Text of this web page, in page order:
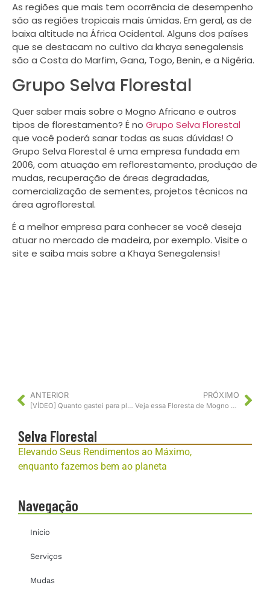
As regiões que mais tem ocorrência de desempenho
são as regiões tropicais mais úmidas. Em geral, as de
baixa altitude na África Ocidental. Alguns dos países
que se destacam no cultivo da khaya senegalensis
são a Costa do Marfim, Gana, Togo, Benin, e a Nigéria.
Grupo Selva Florestal
Quer saber mais sobre o Mogno Africano e outros
tipos de florestamento? É no Grupo Selva Florestal
que você poderá sanar todas as suas dúvidas! O
Grupo Selva Florestal é uma empresa fundada em
2006, com atuação em reflorestamento, produção de
mudas, recuperação de áreas degradadas,
comercialização de sementes, projetos técnicos na
área agroflorestal.
É a melhor empresa para conhecer se você deseja
atuar no mercado de madeira, por exemplo. Visite o
site e saiba mais sobre a Khaya Senegalensis!
ANTERIOR
[VÍDEO] Quanto gastei para plantar 1 hectare de Mogno Africano.
PRÓXIMO
Veja essa Floresta de Mogno Africano Fora da Curva, com SUB-BOSQUE
Selva Florestal
Elevando Seus Rendimentos ao Máximo,
enquanto fazemos bem ao planeta
Navegação
Inicio
Serviços
Mudas